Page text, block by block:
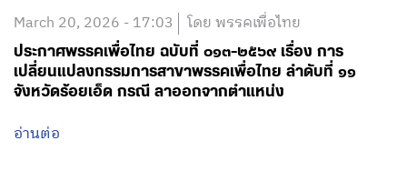
March 20, 2026 - 17:03 โดย พรรคเพื่อไทย
ประกาศพรรคเพื่อไทย ฉบับที่ ๐๑๓-๒๕๖๙ เรื่อง การ
เปลี่ยนแปลงกรรมการสาขาพรรคเพื่อไทย ลำดับที่ ๑๑
จังหวัดร้อยเอ็ด กรณี ลาออกจากตำแหน่ง
อ่านต่อ